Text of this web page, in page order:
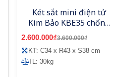
Két sắt mini điện tử
Kim Bảo KBE35 chống
cháy
2.600.000₫3.600.000₫
KT: C34 x R43 x S38 cm
TL: 30kg